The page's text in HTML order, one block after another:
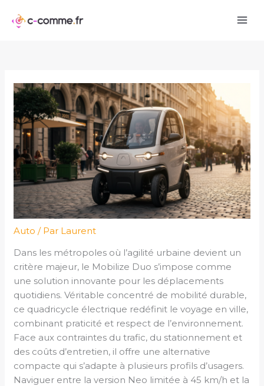
Auto / Par Laurent
Dans les métropoles où l’agilité urbaine devient un
critère majeur, le Mobilize Duo s’impose comme
une solution innovante pour les déplacements
quotidiens. Véritable concentré de mobilité durable,
ce quadricycle électrique redéfinit le voyage en ville,
combinant praticité et respect de l’environnement.
Face aux contraintes du trafic, du stationnement et
des coûts d’entretien, il offre une alternative
compacte qui s’adapte à plusieurs profils d’usagers.
Naviguer entre la version Neo limitée à 45 km/h et la